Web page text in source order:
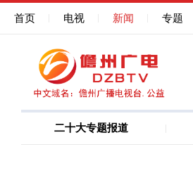
首页 电视 新闻 专题
二十大专题报道